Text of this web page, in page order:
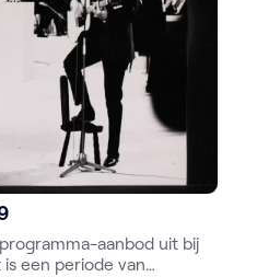
aanbod uit bij
een periode van